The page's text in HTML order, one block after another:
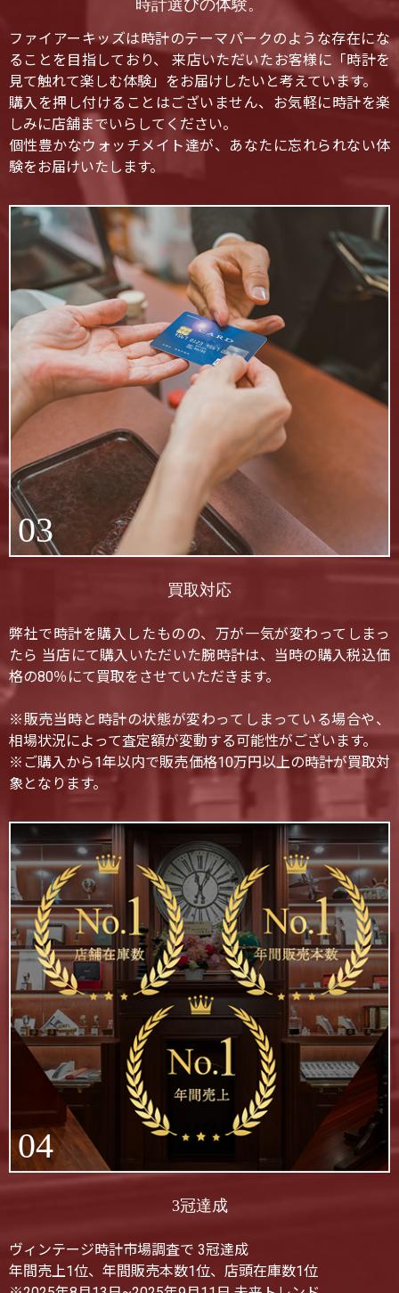
時計選びの体験。
ファイアーキッズは時計のテーマパークのような存在にな
ることを目指しており、 来店いただいたお客様に「時計を
見て触れて楽しむ体験」をお届けしたいと考えています。
購入を押し付けることはございません、お気軽に時計を楽
しみに店舗までいらしてください。
個性豊かなウォッチメイト達が、あなたに忘れられない体
験をお届けいたします。
03
買取対応
弊社で時計を購入したものの、万が一気が変わってしまっ
たら 当店にて購入いただいた腕時計は、当時の購入税込価
格の80％にて買取をさせていただきます。
※販売当時と時計の状態が変わってしまっている場合や、
相場状況によって査定額が変動する可能性がございます。
※ご購入から1年以内で販売価格10万円以上の時計が買取対
象となります。
04
3冠達成
ヴィンテージ時計市場調査で 3冠達成
年間売上1位、年間販売本数1位、店頭在庫数1位